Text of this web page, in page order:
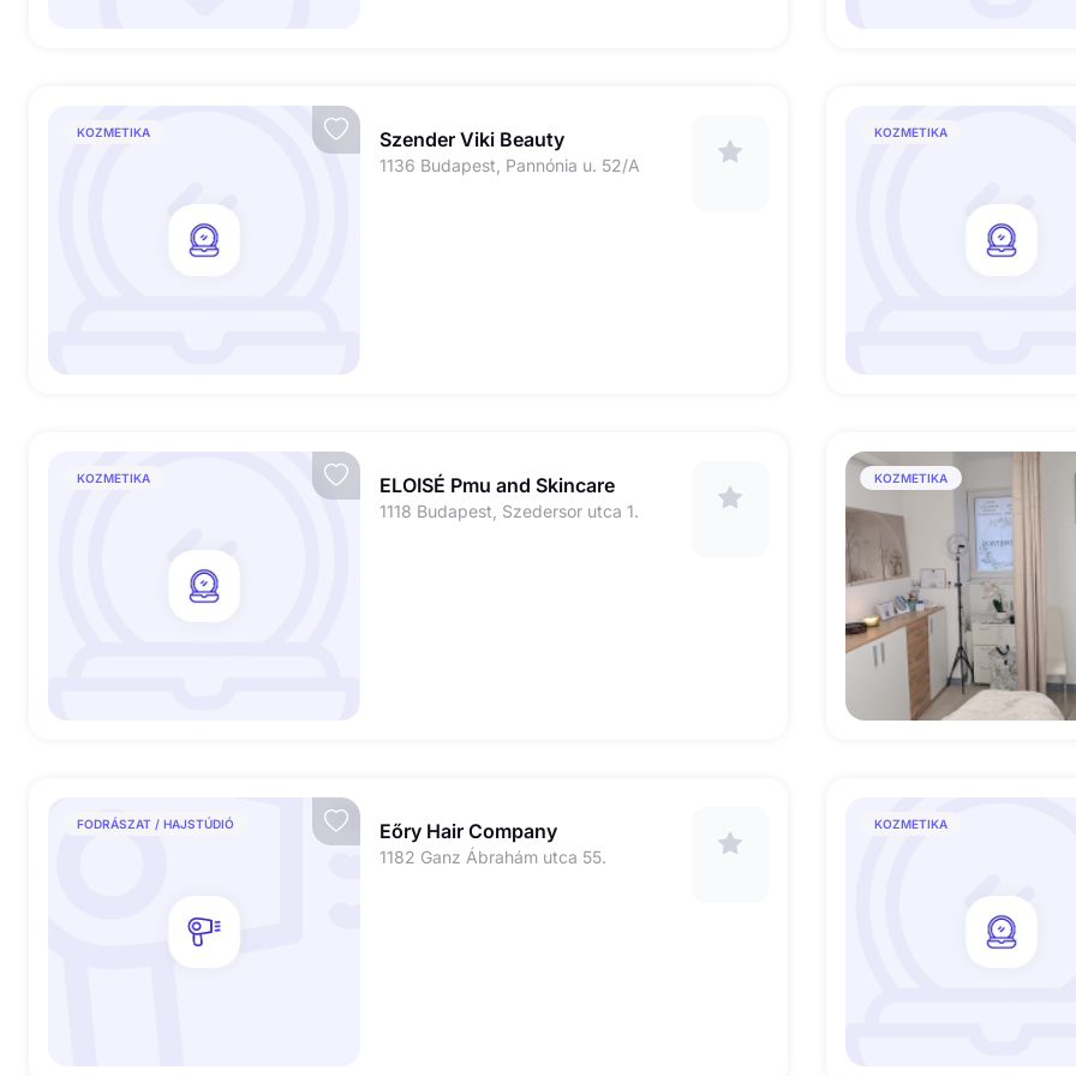
KOZMETIKA Szender Viki Beauty
1136 Budapest, Pannónia u. 52/A
KOZMETIKA
KOZMETIKA ELOISÉ Pmu and Skincare
1118 Budapest, Szedersor utca 1.
KOZMETIKA
FODRÁSZAT / HAJSTÚDIÓ Eőry Hair Company
1182 Ganz Ábrahám utca 55.
KOZMETIKA